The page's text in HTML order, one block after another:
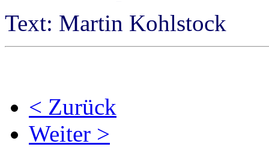
Text: Martin Kohlstock
< Zurück
Weiter >